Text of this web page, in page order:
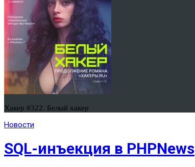
Хакер #322. Белый хакер
Новости
SQL-инъекция в PHPNews